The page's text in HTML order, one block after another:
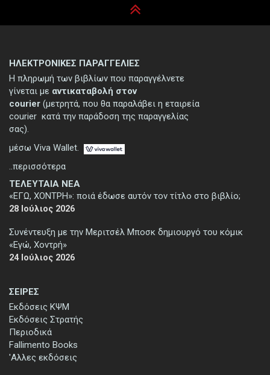
ΣΕΙΡΕΣ
Εκδόσεις ΚΨΜ
Εκδόσεις Στρατής
Περιοδικά
Fallimento Books
'Αλλες εκδόσεις
ΤΕΛΕΥΤΑΙΑ ΝΕΑ
«ΕΓΩ, ΧΟΝΤΡΗ»: ποιά έδωσε αυτόν τον τίτλο στο βιβλίο;
28 Ιούλιος 2026
Συνέντευξη με την Μεριτσέλ Μποσκ δημιουργό του κόμικ
«Εγώ, Χοντρή»
24 Ιούλιος 2026
ΗΛΕΚΤΡΟΝΙΚΕΣ ΠΑΡΑΓΓΕΛΙΕΣ
Η πληρωμή των βιβλίων που παραγγέλνετε
γίνεται με αντικαταβολή στον
courier (μετρητά, που θα παραλάβει η εταιρεία
courier κατά την παράδοση της παραγγελίας
σας).
μέσω Viva Wallet.
..περισσότερα